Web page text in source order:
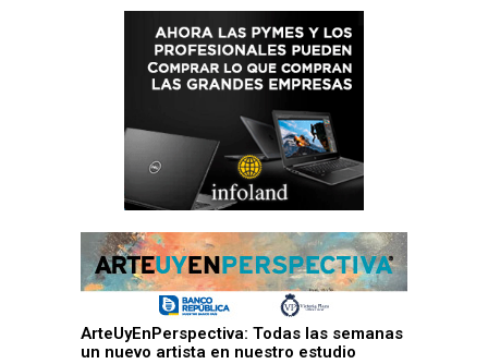
ArteUyEnPerspectiva: Todas las semanas
un nuevo artista en nuestro estudio